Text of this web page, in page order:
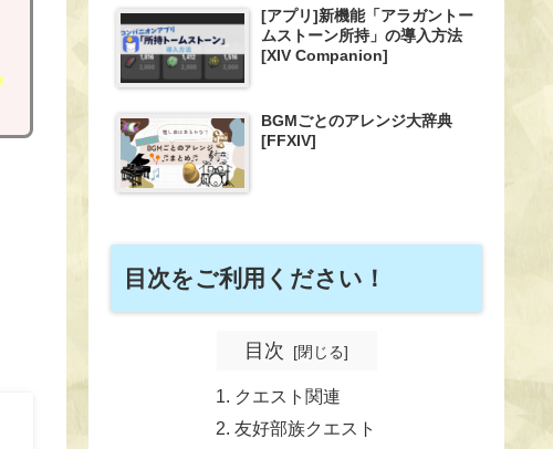
[アプリ]新機能「アラガントー
ムストーン所持」の導入方法
[XIV Companion]
BGMごとのアレンジ大辞典
[FFXIV]
目次をご利用ください！
目次
クエスト関連
友好部族クエスト